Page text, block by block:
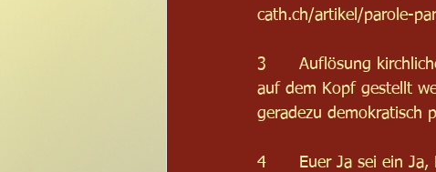
cath.ch/artikel/parole-
3      Auflösung
auf dem Kopf gestellt
geradezu demokratisch
4      Euer Ja sei ein Ja,